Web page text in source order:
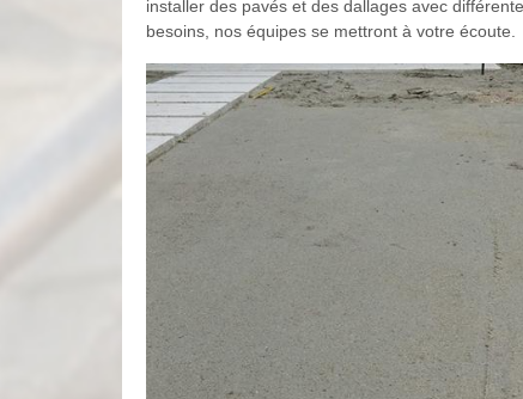
installer des pavés et des dallages avec
besoins, nos équipes se mettront à votre écoute.